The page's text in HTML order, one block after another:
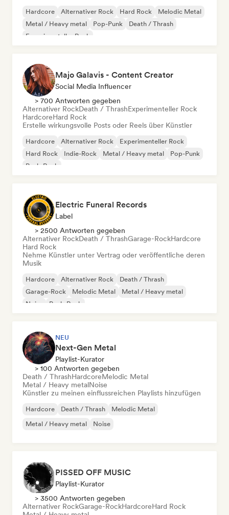
Hardcore Alternativer Rock Hard Rock
Melodic Metal
Metal / Heavy metal
Pop-Punk
Death / Thrash
Experimenteller Rock
Majo Galavis - Content Creator
Social Media Influencer
> 700 Antworten gegeben
Alternativer RockDeath / ThrashExperimenteller Rock
HardcoreHard Rock
Erstelle wirkungsvolle Posts oder Reels über Künstler
Hardcore Alternativer Rock
Experimenteller Rock
Hard Rock
Indie-Rock Metal / Heavy metal
Pop-Punk
Punk-Rock
Electric Funeral Records
Label
> 2500 Antworten gegeben
Alternativer RockDeath / ThrashGarage-RockHardcore
Hard Rock
Nehme Künstler unter Vertrag oder veröffentliche deren
Musik
Hardcore Alternativer Rock
Death / Thrash
Garage-Rock
Melodic Metal
Metal / Heavy metal
Noise
Punk-Rock
NEU
Next-Gen Metal
Playlist-Kurator
> 100 Antworten gegeben
Death / ThrashHardcoreMelodic Metal
Metal / Heavy metalNoise
Künstler zu meinen einflussreichen Playlists hinzufügen
Hardcore Death / Thrash
Melodic Metal
Metal / Heavy metal
Noise
PISSED OFF MUSIC
Playlist-Kurator
> 3500 Antworten gegeben
Alternativer RockGarage-RockHardcoreHard Rock